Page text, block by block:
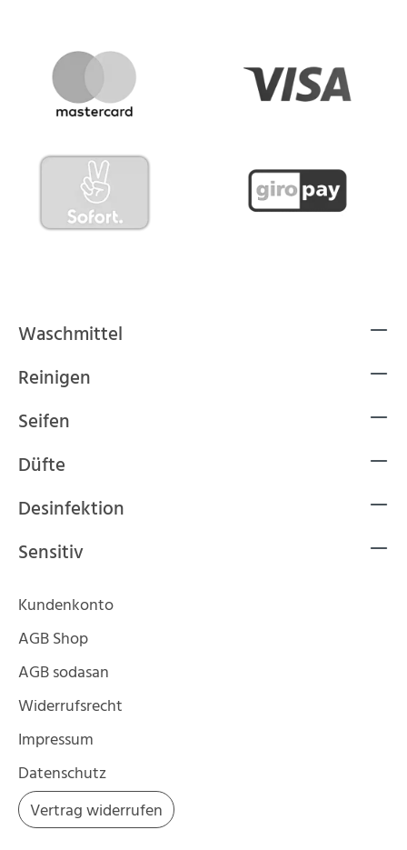
Waschmittel
Reinigen
Seifen
Düfte
Desinfektion
Sensitiv
Kundenkonto
AGB Shop
AGB sodasan
Widerrufsrecht
Impressum
Datenschutz
Vertrag widerrufen